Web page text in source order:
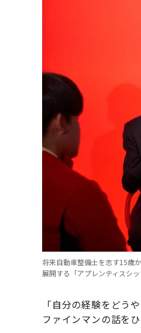
将来自動車整備士を志す15歳
展開する「アプレンティスシ
「自分の経験をどう
ファインマンの話をひ